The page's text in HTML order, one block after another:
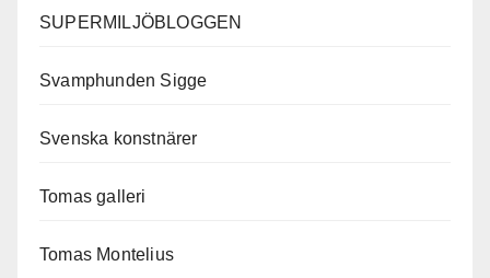
SUPERMILJÖBLOGGEN
Svamphunden Sigge
Svenska konstnärer
Tomas galleri
Tomas Montelius